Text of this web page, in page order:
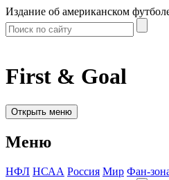
Издание об американском
First & Goal
Открыть меню
Меню
НФЛ НСАА Россия Мир Фан-